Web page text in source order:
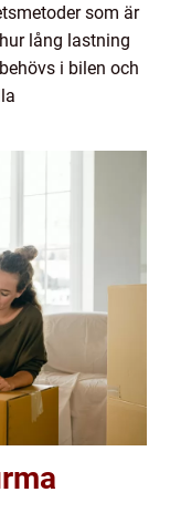
som är
lång lastning
i bilen och